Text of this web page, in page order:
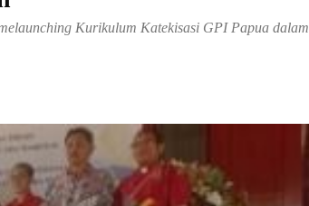
Kurikulum Katekisasi GPI Papua dalam